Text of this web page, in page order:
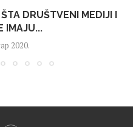
DRUŠTVENI MEDIJI I
IMAJU...
2020.